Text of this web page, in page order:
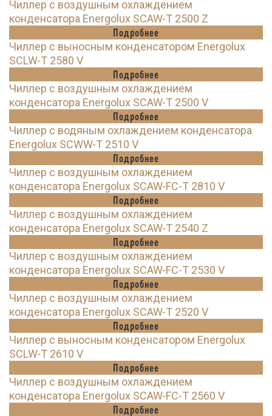
Чиллер с воздушным охлаждением
конденсатора Energolux SCAW-T 2500 Z
Подробнее
Чиллер с выносным конденсатором Energolux
SCLW-T 2580 V
Подробнее
Чиллер с воздушным охлаждением
конденсатора Energolux SCAW-T 2500 V
Подробнее
Чиллер с водяным охлаждением конденсатора
Energolux SCWW-T 2510 V
Подробнее
Чиллер с воздушным охлаждением
конденсатора Energolux SCAW-FC-T 2810 V
Подробнее
Чиллер с воздушным охлаждением
конденсатора Energolux SCAW-T 2540 Z
Подробнее
Чиллер с воздушным охлаждением
конденсатора Energolux SCAW-FC-T 2530 V
Подробнее
Чиллер с воздушным охлаждением
конденсатора Energolux SCAW-T 2520 V
Подробнее
Чиллер с выносным конденсатором Energolux
SCLW-T 2610 V
Подробнее
Чиллер с воздушным охлаждением
конденсатора Energolux SCAW-FC-T 2560 V
Подробнее